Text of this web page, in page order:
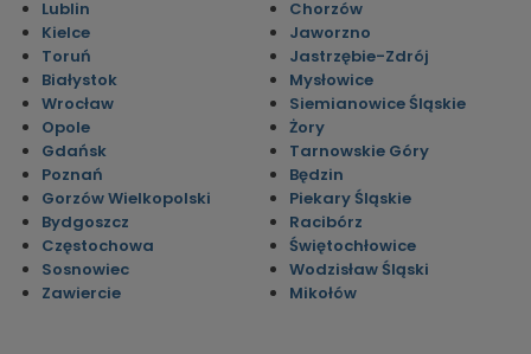
Lublin
Kielce
Toruń
Białystok
Wrocław
Opole
Gdańsk
Poznań
Gorzów Wielkopolski
Bydgoszcz
Częstochowa
Sosnowiec
Zawiercie
Chorzów
Jaworzno
Jastrzębie-Zdrój
Mysłowice
Siemianowice Śląskie
Żory
Tarnowskie Góry
Będzin
Piekary Śląskie
Racibórz
Świętochłowice
Wodzisław Śląski
Mikołów